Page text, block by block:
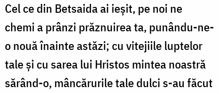
Cel ce din Betsaida ai ieşit, pe noi ne
chemi a prânzi prăznuirea ta, punându-ne-
o nouă înainte astăzi; cu vitejiile luptelor
tale şi cu sarea lui Hristos mintea noastră
sărând-o, mâncărurile tale dulci s-au făcut